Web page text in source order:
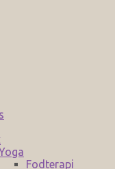
Fodterapi